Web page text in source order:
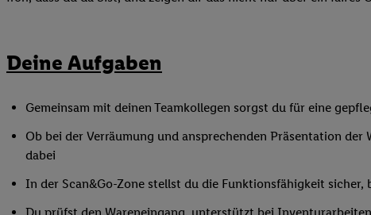
Deine Aufgaben
Gemeinsam mit deinen Teamkollegen sorgst du für eine
Ob bei der Verräumung und ansprechenden Präsentation
dabei
In der Scan&Go-Zone stellst du die Funktionsfähigkeit